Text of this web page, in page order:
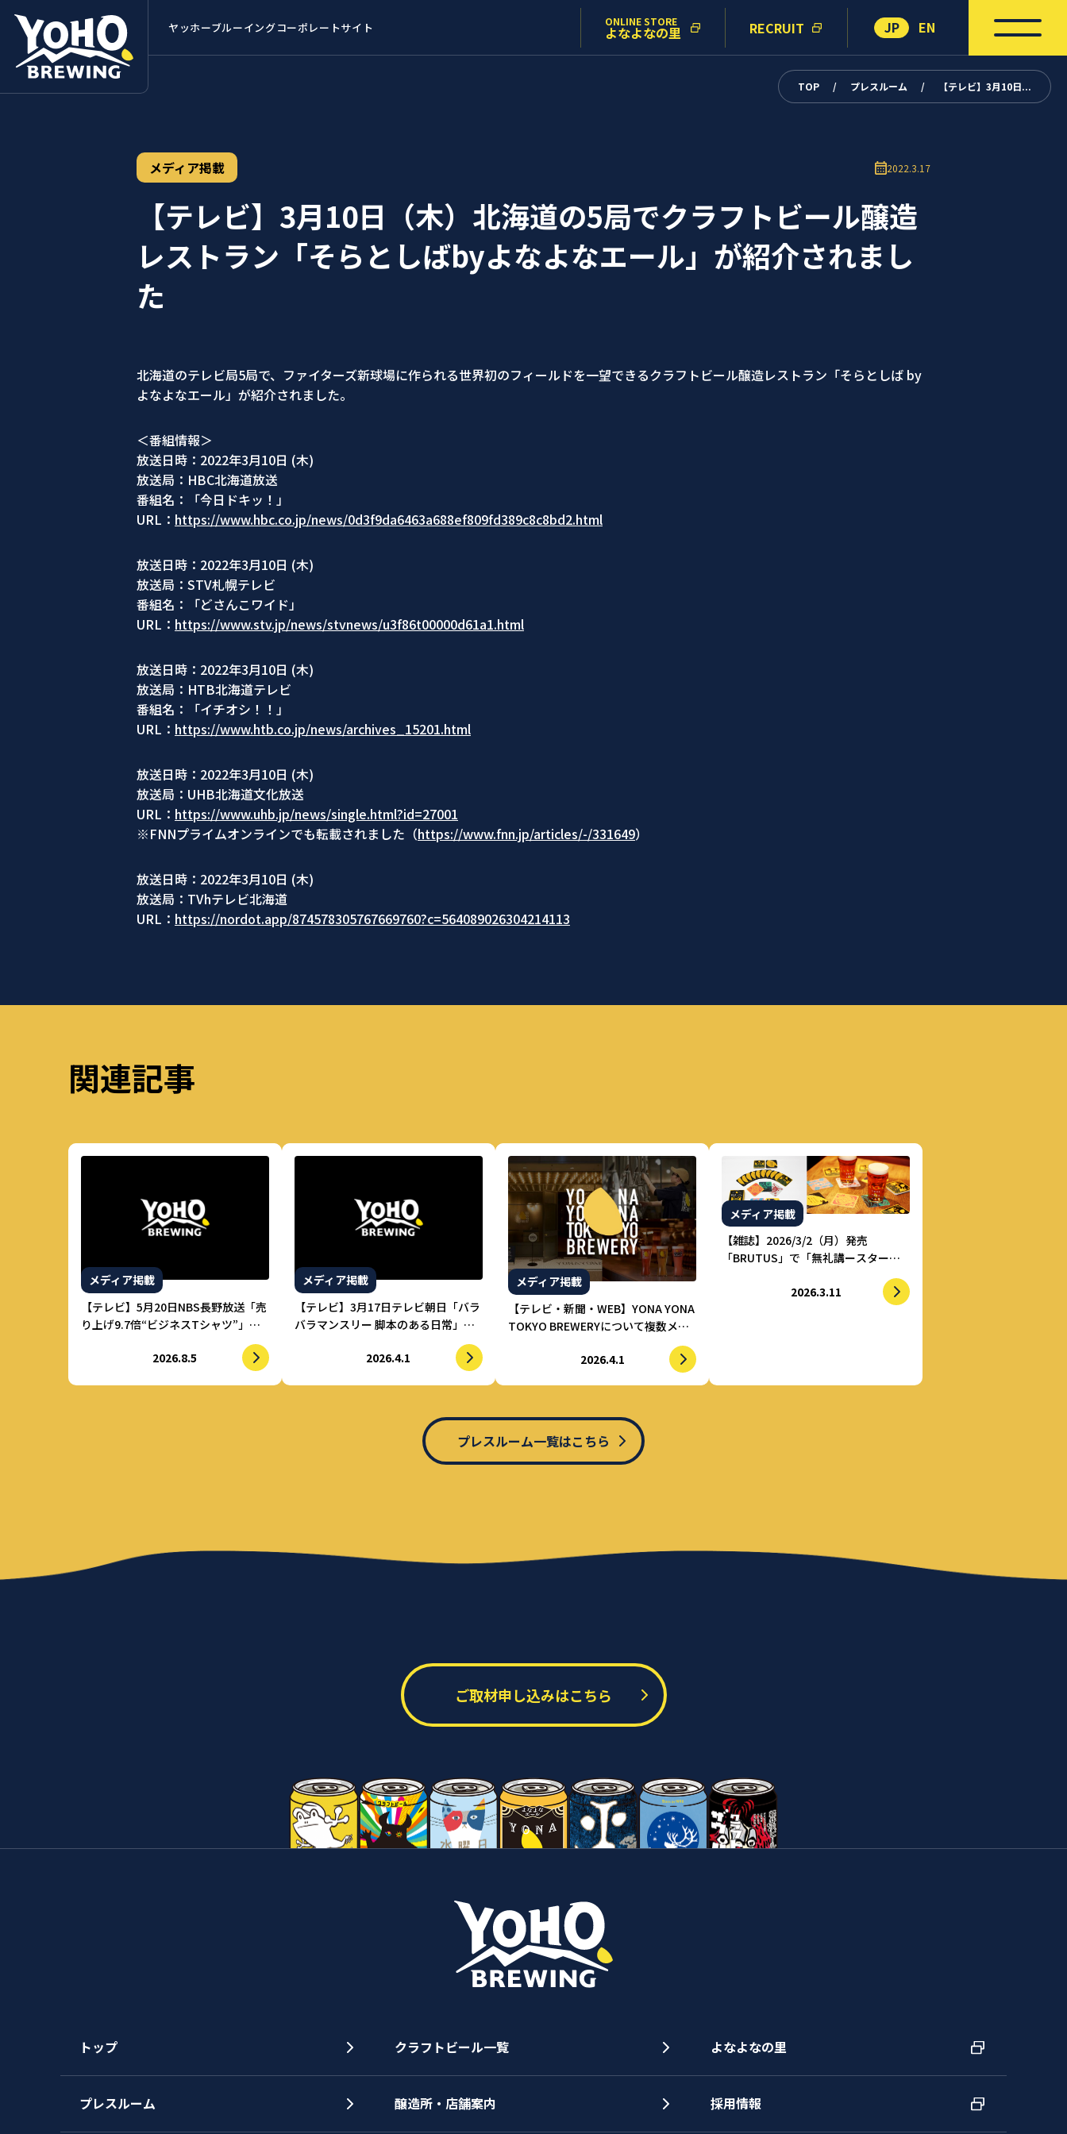
ヤッホーブルーイングコーポレートサイト ONLINE STORE
よなよなの里 RECRUIT JP EN
メディア掲載 2022.3.17
TOP / プレスルーム / 【テレビ】3月10日...
【テレビ】3月10日（木）北海道の5局でクラフトビール醸造
レストラン「そらとしばbyよなよなエール」が紹介されまし
た
北海道のテレビ局5局で、ファイターズ新球場に作られる世界初のフィールドを一望できるクラフトビール醸造レストラン「そらとしば by
よなよなエール」が紹介されました。
＜番組情報＞
放送日時：2022年3月10日 (木)
放送局：HBC北海道放送
番組名：「今日ドキッ！」
URL： https://www.hbc.co.jp/news/0d3f9da6463a688ef809fd389c8c8bd2.html
放送日時：2022年3月10日 (木)
放送局：STV札幌テレビ
番組名：「どさんこワイド」
URL： https://www.stv.jp/news/stvnews/u3f86t00000d61a1.html
放送日時：2022年3月10日 (木)
放送局：HTB北海道テレビ
番組名：「イチオシ！！」
URL： https://www.htb.co.jp/news/archives_15201.html
放送日時：2022年3月10日 (木)
放送局：UHB北海道文化放送
URL： https://www.uhb.jp/news/single.html?id=27001
※FNNプライムオンラインでも転載されました（https://www.fnn.jp/articles/-/331649）
放送日時：2022年3月10日 (木)
放送局：TVhテレビ北海道
URL： https://nordot.app/874578305767669760?c=564089026304214113
関連記事
メディア掲載
【テレビ】5月20日NBS長野放送「売
り上げ9.7倍“ビジネスTシャツ”」に
てヤッホーブルーイングが紹介され
2026.8.5
メディア掲載
【テレビ】3月17日テレビ朝日「バラ
バラマンスリー 脚本のある日常」に
てヤッホーブルーイングが紹介され
2026.4.1
メディア掲載
【テレビ・新聞・WEB】YONA YONA
TOKYO BREWERYについて複数メデ
2026.4.1
メディア掲載
【雑誌】2026/3/2（月）発売
「BRUTUS」で「無礼講ースター」
2026.3.11
プレスルーム一覧はこちら
ご取材申し込みはこちら
トップ
プレスルーム
クラフトビール一覧
醸造所・店舗案内
よなよなの里
採用情報